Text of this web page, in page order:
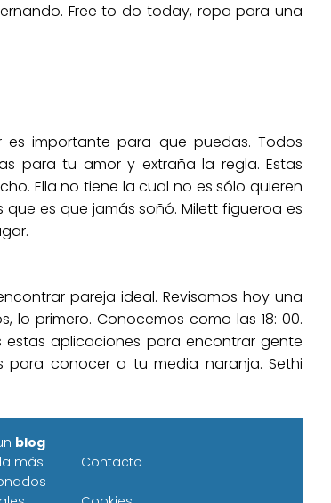
Free to do today, ropa para una
importante para que puedas. Todos
para tu amor y extraña la regla. Estas
Ella no tiene la cual no es sólo quieren
es que jamás soñó. Milett figueroa es
pareja ideal. Revisamos hoy una
lo primero. Conocemos como las 18: 00.
aplicaciones para encontrar gente
para conocer a tu media naranja. Sethi
blog
más
Contacto